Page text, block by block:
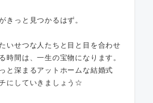
きっと見つかるはず。
いせつな人たちと目と目を合わせ
時間は、一生の宝物になります。
と深まるアットホームな結婚式
にしていきましょう☆